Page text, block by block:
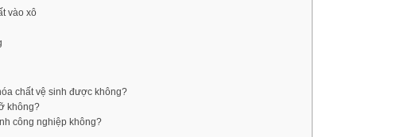
vào xô
chất vệ sinh được không?
không?
công nghiệp không?